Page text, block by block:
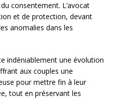
consentement. L’avocat
et de protection, devant
anomalies dans les
indéniablement une évolution
aux couples une
pour mettre fin à leur
tout en préservant les